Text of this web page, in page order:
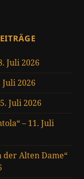
Juli 2026
Juli 2026
Juli 2026
– 11. Juli
der Alten Dame“